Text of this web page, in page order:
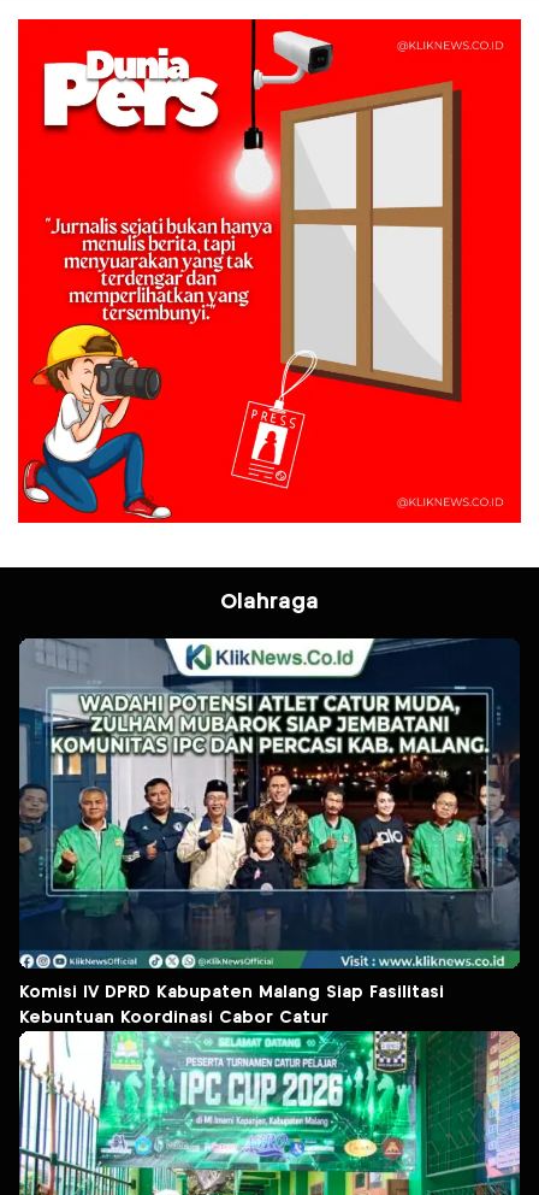
Olahraga
Komisi IV DPRD Kabupaten Malang Siap Fasilitasi
Kebuntuan Koordinasi Cabor Catur